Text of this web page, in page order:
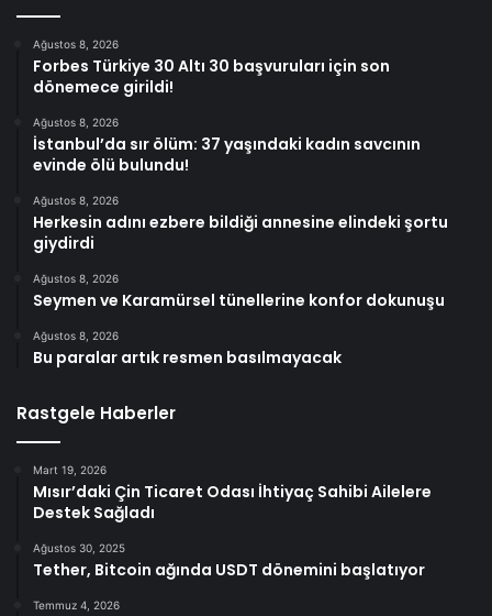
Ağustos 8, 2026
Forbes Türkiye 30 Altı 30 başvuruları için son
dönemece girildi!
Ağustos 8, 2026
İstanbul’da sır ölüm: 37 yaşındaki kadın savcının
evinde ölü bulundu!
Ağustos 8, 2026
Herkesin adını ezbere bildiği annesine elindeki şortu
giydirdi
Ağustos 8, 2026
Seymen ve Karamürsel tünellerine konfor dokunuşu
Ağustos 8, 2026
Bu paralar artık resmen basılmayacak
Rastgele Haberler
Mart 19, 2026
Mısır’daki Çin Ticaret Odası İhtiyaç Sahibi Ailelere
Destek Sağladı
Ağustos 30, 2025
Tether, Bitcoin ağında USDT dönemini başlatıyor
Temmuz 4, 2026